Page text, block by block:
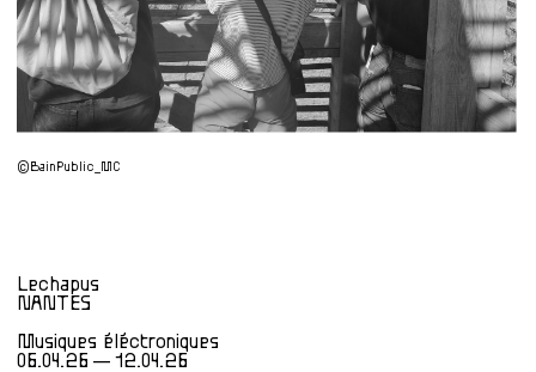
©BainPublic_MC
Lechapus
NANTES
Musiques éléctroniques
06.04.26 — 12.04.26